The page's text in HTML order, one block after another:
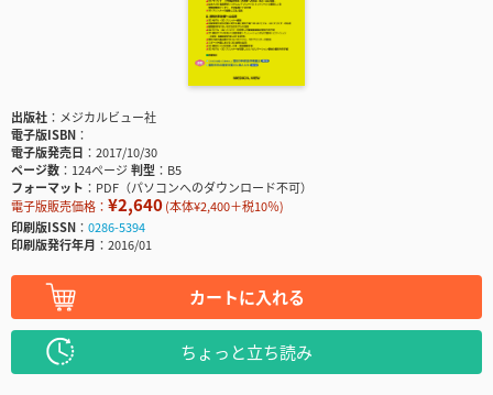
出版社
メジカルビュー社
電子版ISBN
電子版発売日
2017/10/30
ページ数
124ページ判型
B5
フォーマット
PDF（パソコンへのダウンロード不可）
電子版販売価格： ¥2,640(本体¥2,400＋税10％)
印刷版ISSN
0286-5394
印刷版発行年月
2016/01
カートに入れる
ちょっと立ち読み